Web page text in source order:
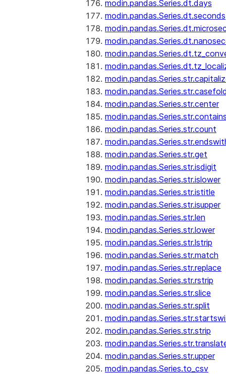
modin.pandas.Series.dt.days
modin.pandas.Series.dt.seconds
modin.pandas.Series.str.center
modin.pandas.Series.str.count
modin.pandas.Series.str.get
modin.pandas.Series.str.isdigit
modin.pandas.Series.str.islower
modin.pandas.Series.str.istitle
modin.pandas.Series.str.isupper
modin.pandas.Series.str.len
modin.pandas.Series.str.lower
modin.pandas.Series.str.lstrip
modin.pandas.Series.str.match
modin.pandas.Series.str.replace
modin.pandas.Series.str.rstrip
modin.pandas.Series.str.slice
modin.pandas.Series.str.split
modin.pandas.Series.str.strip
modin.pandas.Series.str.upper
modin.pandas.Series.to_csv